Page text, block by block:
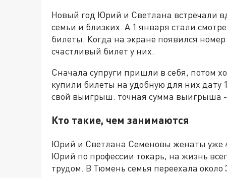
Новый год Юрий и Светлана встречали
семьи и близких. А 1 января стали
билеты. Когда на экране появился
счастливый билет у них.
Сначала супруги пришли в себя, потом
купили билеты на удобную для них дату
свой выигрыш. точная сумма выигрыша -
Кто такие, чем занимаются
Юрий и Светлана Семеновы женаты уже
Юрий по профессии токарь, на жизнь
трудом. В Тюмень семья переехала около